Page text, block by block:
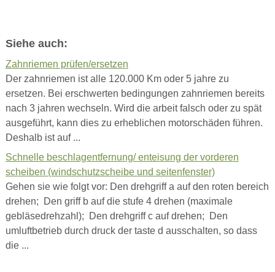
Siehe auch:
Zahnriemen prüfen/ersetzen
Der zahnriemen ist alle 120.000 Km oder 5 jahre zu
ersetzen. Bei erschwerten bedingungen zahnriemen bereits
nach 3 jahren wechseln. Wird die arbeit falsch oder zu spät
ausgeführt, kann dies zu erheblichen motorschäden führen.
Deshalb ist auf ...
Schnelle beschlagentfernung/ enteisung der vorderen
scheiben (windschutzscheibe und seitenfenster)
Gehen sie wie folgt vor: Den drehgriff a auf den roten bereich
drehen; Den griff b auf die stufe 4 drehen (maximale
gebläsedrehzahl); Den drehgriff c auf drehen; Den
umluftbetrieb durch druck der taste d ausschalten, so dass
die ...